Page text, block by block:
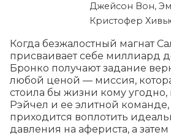
Джейсон Вон,
Кристофер
Когда безжалостный магнат
присваивает себе миллиард
Бронко получают задание
любой ценой — миссия,
стоила бы жизни кому угодно,
Рэйчел и ее элитной
приходится воплотить
давления на афериста, а